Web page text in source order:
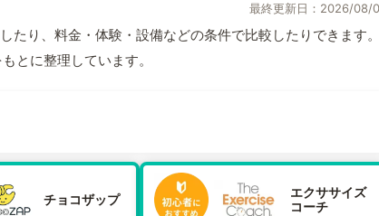
最終更新日：2026/08/
たり、料金・体験・設備などの条件で比較したりできます
とに整理しています。
チョコザップ
エクササイズ
コーチ